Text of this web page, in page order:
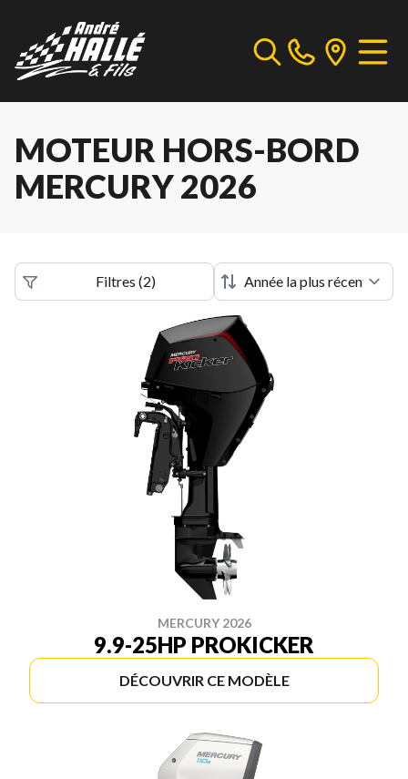
MOTEUR HORS-BORD
MERCURY 2026
Filtres (2)
MERCURY 2026
9.9-25HP PROKICKER
DÉCOUVRIR CE MODÈLE